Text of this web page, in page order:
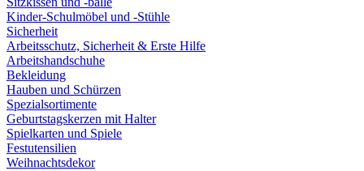
Kinder-Schulmöbel und -Stühle
Sicherheit
Arbeitsschutz, Sicherheit & Erste Hilfe
Arbeitshandschuhe
Bekleidung
Hauben und Schürzen
Spezialsortimente
Geburtstagskerzen mit Halter
Spielkarten und Spiele
Festutensilien
Weihnachtsdekor